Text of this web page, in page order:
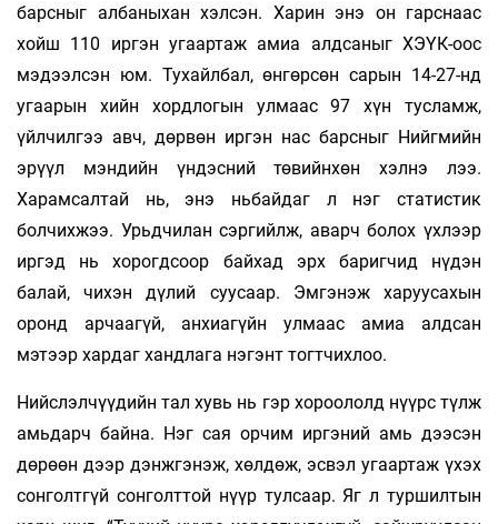
барсныг албаныхан хэлсэн. Харин энэ он гарснаас
хойш 110 иргэн угаартаж амиа алдсаныг ХЭҮК-оос
мэдээлсэн юм. Тухайлбал, өнгөрсөн сарын 14-27-нд
угаарын хийн хордлогын улмаас 97 хүн тусламж,
үйлчилгээ авч, дөрвөн иргэн нас барсныг Нийгмийн
эрүүл мэндийн үндэсний төвийнхөн хэлнэ лээ.
Харамсалтай нь, энэ ньбайдаг л нэг статистик
болчихжээ. Урьдчилан сэргийлж, аварч болох үхлээр
иргэд нь хорогдсоор байхад эрх баригчид нүдэн
балай, чихэн дүлий суусаар. Эмгэнэж харуусахын
оронд арчаагүй, анхиагүйн улмаас амиа алдсан
мэтээр хардаг хандлага нэгэнт тогтчихлоо.
Нийслэлчүүдийн тал хувь нь гэр хороололд нүүрс түлж
амьдарч байна. Нэг сая орчим иргэний амь дээсэн
дөрөөн дээр дэнжгэнэж, хөлдөж, эсвэл угаартаж үхэх
сонголтгүй сонголттой нүүр тулсаар. Яг л туршилтын